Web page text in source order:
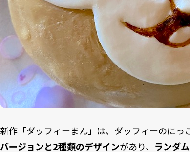
新作「ダッフィーまん」は、ダッフィーのにっ
バージョンと2種類のデザインがあり、 ランダ